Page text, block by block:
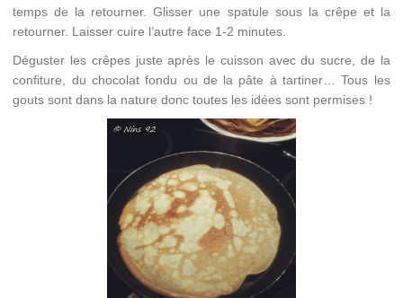
temps de la retourner. Glisser une spatule sous la crêpe et la
retourner. Laisser cuire l’autre face 1-2 minutes.
Déguster les crêpes juste après le cuisson avec du sucre, de la
confiture, du chocolat fondu ou de la pâte à tartiner… Tous les
gouts sont dans la nature donc toutes les idées sont permises !